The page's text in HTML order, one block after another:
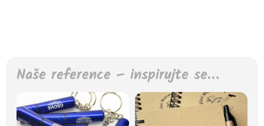
Naše reference – inspirujte se…